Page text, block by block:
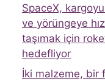
SpaceX,
ve yörüngeye
taşımak için
hedefliyor
İki malzeme, bir